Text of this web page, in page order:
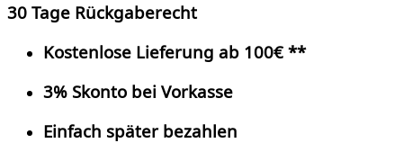
30 Tage Rückgaberecht
Kostenlose Lieferung ab 100€ **
3% Skonto bei Vorkasse
Einfach später bezahlen